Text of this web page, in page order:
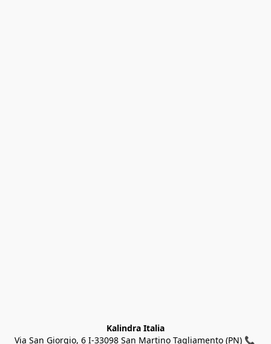
Kalindra Italia
Via San Giorgio, 6 I-33098 San Martino Tagliamento (PN) 📞